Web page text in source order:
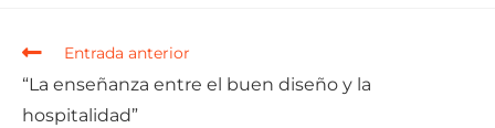
Entrada anterior
“La enseñanza entre el buen diseño y la
hospitalidad”